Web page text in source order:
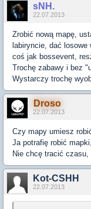
sNH.
22.07.2013
Zrobić nową mapę,
labiryncie, dać losowe
coś jak bossevent,
Trochę zabawy i bez
Wystarczy trochę
Droso
22.07.2013
Czy mapy umiesz
Ja potrafię robić
Nie chcę tracić czasu,
Kot-CSHH
22.07.2013